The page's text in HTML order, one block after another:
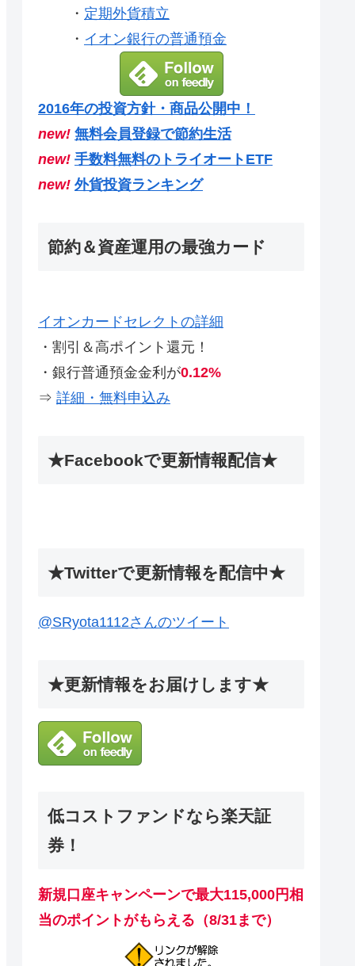
・ 定期外貨積立
・ イオン銀行の普通預金
2016年の投資方針・商品公開中！
new! 無料会員登録で節約生活
new! 手数料無料のトライオートETF
new! 外貨投資ランキング
節約＆資産運用の最強カード
イオンカードセレクトの詳細
・割引＆高ポイント還元！
・銀行普通預金金利が0.12%
⇒ 詳細・無料申込み
★Facebookで更新情報配信★
★Twitterで更新情報を配信中★
@SRyota1112さんのツイート
★更新情報をお届けします★
低コストファンドなら楽天証
券！
新規口座キャンペーンで最大115,000円相
当のポイントがもらえる（8/31まで）